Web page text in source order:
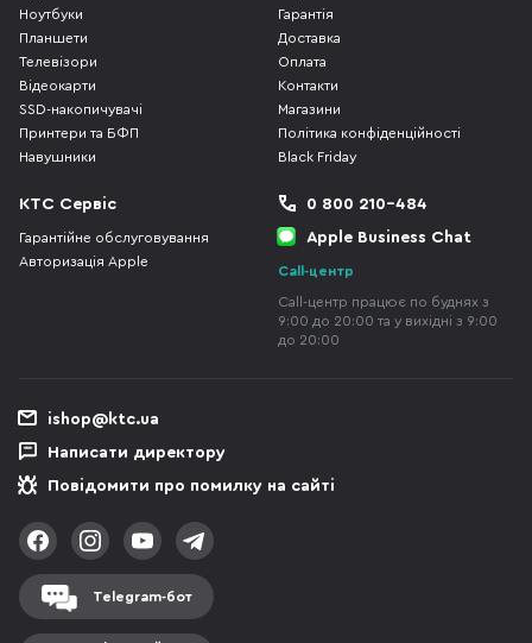
Ноутбуки
Планшети
Телевізори
Відеокарти
SSD-накопичувачі
Принтери та БФП
Навушники
Гарантія
Доставка
Оплата
Контакти
Магазини
Політика конфіденційності
Black Friday
КТС Сервіс
Гарантійне обслуговування
Авторизація Apple
0 800 210-484
Apple Business Chat
Call-центр
Call-центр працює по буднях з
9:00 до 20:00 та у вихідні з 9:00
до 20:00
ishop@ktc.ua
Написати директору
Повідомити про помилку на сайті
Telegram-бот